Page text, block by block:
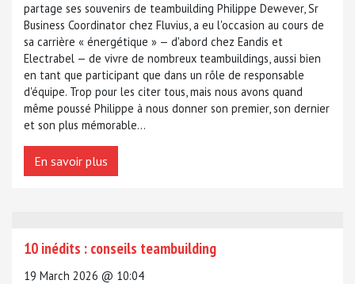
partage ses souvenirs de teambuilding Philippe Dewever, Sr
Business Coordinator chez Fluvius, a eu l'occasion au cours de
sa carrière « énergétique » — d'abord chez Eandis et
Electrabel — de vivre de nombreux teambuildings, aussi bien
en tant que participant que dans un rôle de responsable
d'équipe. Trop pour les citer tous, mais nous avons quand
même poussé Philippe à nous donner son premier, son dernier
et son plus mémorable...
En savoir plus
10 inédits : conseils teambuilding
19 March 2026 @ 10:04